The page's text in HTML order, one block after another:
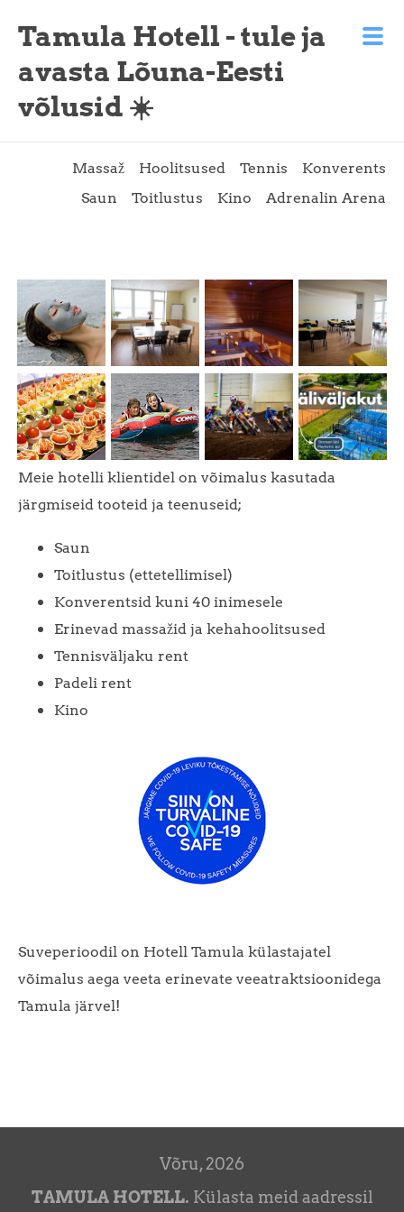
Tamula Hotell - tule ja
avasta Lõuna-Eesti
võlusid ☀️
Massaž Hoolitsused Tennis
Konverents
Saun
Toitlustus Kino Adrenalin Arena
Meie hotelli klientidel on võimalus kasutada
järgmiseid tooteid ja teenuseid;
Saun
Toitlustus (ettetellimisel)
Konverentsid kuni 40 inimesele
Erinevad massažid ja kehahoolitsused
Tennisväljaku rent
Padeli rent
Kino
Suveperioodil on Hotell Tamula külastajatel
võimalus aega veeta erinevate veeatraktsioonidega
Tamula järvel!
Võru, 2026
TAMULA HOTELL. Külasta meid aadressil